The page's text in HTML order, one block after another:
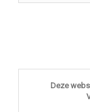
Deze